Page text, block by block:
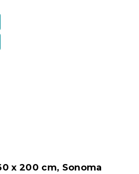
x 200 cm, Sonoma